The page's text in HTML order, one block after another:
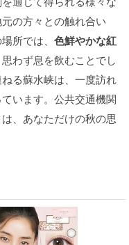
の方々との触れ合い
所では、 色鮮やかな紅
思わず息を飲むことでし
る蘇水峡は、一度訪れ
います。公共交通機関
、あなただけの秋の思